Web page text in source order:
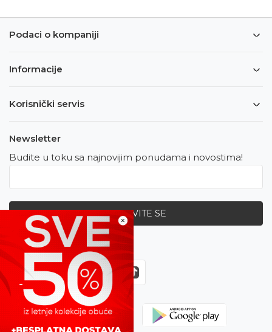
×
Podaci o kompaniji
Informacije
Korisnički servis
Newsletter
Budite u toku sa najnovijim ponudama i novostima!
PRIJAVITE SE
Zapratite nas